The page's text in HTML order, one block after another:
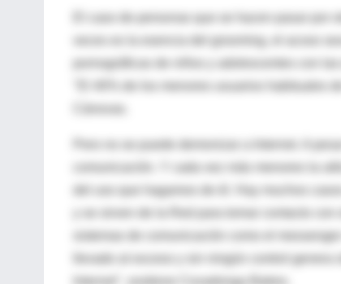
El caso de personas que se hacen pasar por
veces es la esencia del grooming, el acoso
pornográficas de niños y adolescentes con
"El 40% de los menores usuarios habituales
Pero no se puede demonizar a Internet. A
del uso que hagamos de él. Hay muchos
y se sirven de la Red para tomar contacto
sistemas de comunicación como el
llevado al exceso y sin ningún control
Internet", sostiene Covadonga Batres.